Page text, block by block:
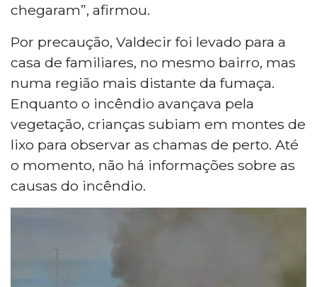
chegaram”, afirmou.
Por precaução, Valdecir foi levado para a
casa de familiares, no mesmo bairro, mas
numa região mais distante da fumaça.
Enquanto o incêndio avançava pela
vegetação, crianças subiam em montes de
lixo para observar as chamas de perto. Até
o momento, não há informações sobre as
causas do incêndio.